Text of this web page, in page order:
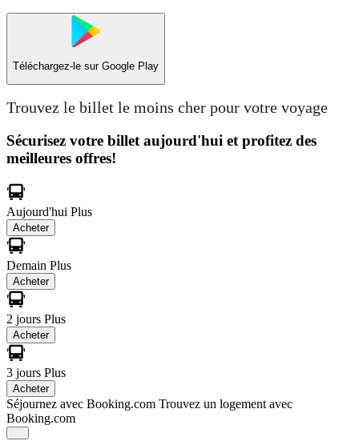
Téléchargez-le sur Google Play
Trouvez le billet le moins cher pour votre voyage
Sécurisez votre billet aujourd'hui et profitez des
meilleures offres!
Aujourd'hui Plus
Acheter
Demain Plus
Acheter
2 jours Plus
Acheter
3 jours Plus
Acheter
Séjournez avec Booking.com Trouvez un logement avec
Booking.com